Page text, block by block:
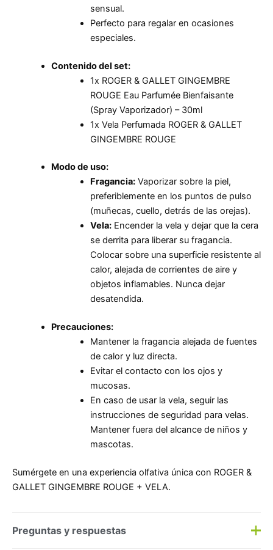
sensual.
Perfecto para regalar en ocasiones
especiales.
Contenido del set:
1x ROGER & GALLET GINGEMBRE
ROUGE Eau Parfumée Bienfaisante
(Spray Vaporizador) – 30ml
1x Vela Perfumada ROGER & GALLET
GINGEMBRE ROUGE
Modo de uso:
Fragancia:Vaporizar sobre la piel,
preferiblemente en los puntos de pulso
(muñecas, cuello, detrás de las orejas).
Vela:Encender la vela y dejar que la cera
se derrita para liberar su fragancia.
Colocar sobre una superficie resistente al
calor, alejada de corrientes de aire y
objetos inflamables. Nunca dejar
desatendida.
Precauciones:
Mantener la fragancia alejada de fuentes
de calor y luz directa.
Evitar el contacto con los ojos y
mucosas.
En caso de usar la vela, seguir las
instrucciones de seguridad para velas.
Mantener fuera del alcance de niños y
mascotas.
Sumérgete en una experiencia olfativa única con ROGER &
GALLET GINGEMBRE ROUGE + VELA.
Preguntas y respuestas